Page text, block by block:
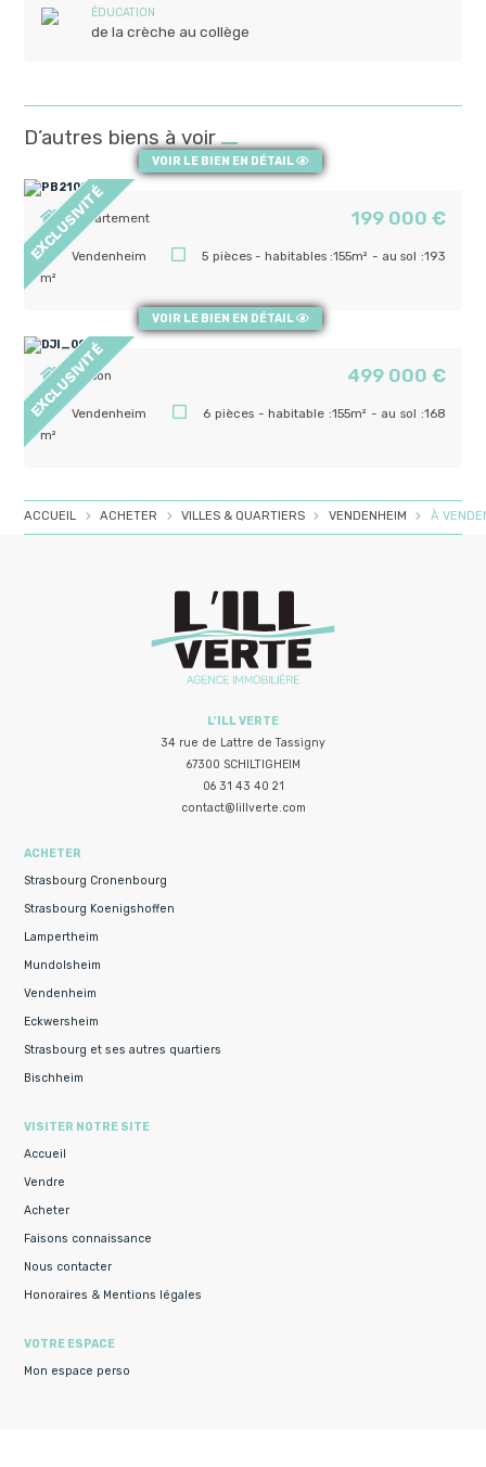
ÉDUCATION
de la crèche au collège
D’autres biens à voir
VOIR LE BIEN EN DÉTAIL
Appartement 199 000 €
Vendenheim
5 pièces - habitables :155m² - au sol :193
m²
EXCLUSIVITÉ
VOIR LE BIEN EN DÉTAIL
Maison 499 000 €
Vendenheim
6 pièces - habitable :155m² - au sol :168
m²
EXCLUSIVITÉ
ACCUEIL ACHETER VILLES & QUARTIERS VENDENHEIM À
L’ILL VERTE
34 rue de Lattre de Tassigny
67300 SCHILTIGHEIM
06 31 43 40 21
contact@lillverte.com
ACHETER
Strasbourg Cronenbourg
Strasbourg Koenigshoffen
Lampertheim
Mundolsheim
Vendenheim
Eckwersheim
Strasbourg et ses autres quartiers
Bischheim
VISITER NOTRE SITE
Accueil
Vendre
Acheter
Faisons connaissance
Nous contacter
Honoraires & Mentions légales
VOTRE ESPACE
Mon espace perso